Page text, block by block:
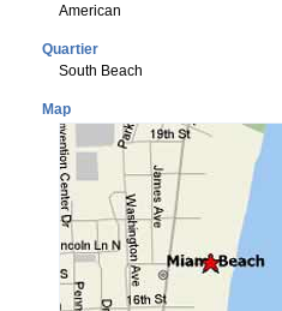
American
Quartier
South Beach
Map